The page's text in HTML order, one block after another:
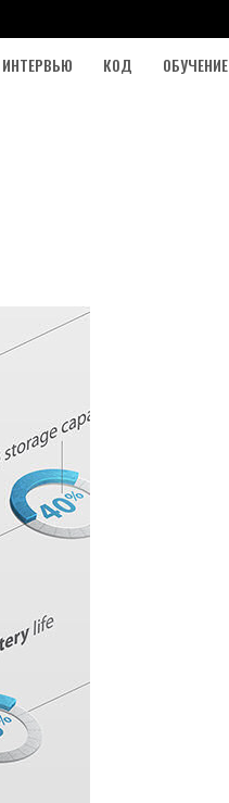
ИНТЕРВЬЮ КОД ОБУЧЕНИЕ